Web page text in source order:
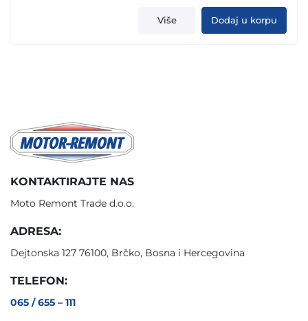
was:
is:
12,00 KM.
Više Dodaj u korpu
KONTAKTIRAJTE NAS
Moto Remont Trade d.o.o.
ADRESA:
Dejtonska 127 76100, Brčko, Bosna i Hercegovina
TELEFON:
065 / 655 – 111